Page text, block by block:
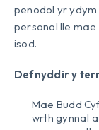
penodol yr
personol lle mae
isod.
Defnyddir y
Mae Budd
wrth gynnal